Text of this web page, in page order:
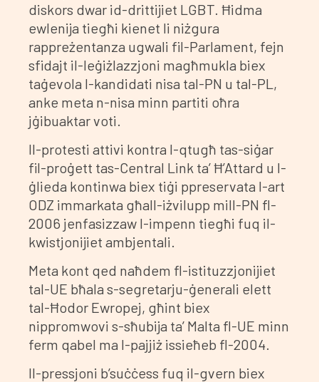
diskors dwar id-drittijiet LGBT. Ħidma
ewlenija tiegħi kienet li niżgura
rappreżentanza ugwali fil-Parlament, fejn
sfidajt il-leġiżlazzjoni magħmukla biex
taġevola l-kandidati nisa tal-PN u tal-PL,
anke meta n-nisa minn partiti oħra
jġibuaktar voti.
Il-protesti attivi kontra l-qtugħ tas-siġar
fil-proġett tas-Central Link ta’ Ħ’Attard u l-
ġlieda kontinwa biex tiġi ppreservata l-art
ODZ immarkata għall-iżvilupp mill-PN fl-
2006 jenfasizzaw l-impenn tiegħi fuq il-
kwistjonijiet ambjentali.
Meta kont qed naħdem fl-istituzzjonijiet
tal-UE bħala s-segretarju-ġenerali elett
tal-Ħodor Ewropej, għint biex
nippromwovi s-sħubija ta’ Malta fl-UE minn
ferm qabel ma l-pajjiż issieħeb fl-2004.
Il-pressjoni b’suċċess fuq il-gvern biex